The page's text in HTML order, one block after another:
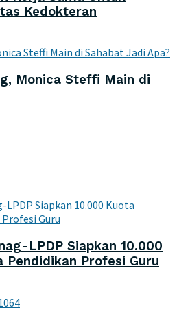
Kedokteran
Monica Steffi Main di
LPDP Siapkan 10.000
Pendidikan Profesi Guru